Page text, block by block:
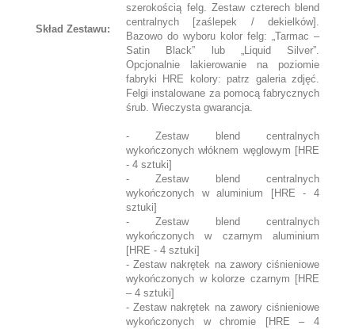
Skład Zestawu:
szerokością felg. Zestaw czterech blend
centralnych [zaślepek / dekielków].
Bazowo do wyboru kolor felg: „Tarmac –
Satin Black” lub „Liquid Silver”.
Opcjonalnie lakierowanie na poziomie
fabryki HRE kolory: patrz galeria zdjęć.
Felgi instalowane za pomocą fabrycznych
śrub. Wieczysta gwarancja.
- Zestaw blend centralnych
wykończonych włóknem węglowym [HRE
- 4 sztuki]
- Zestaw blend centralnych
wykończonych w aluminium [HRE - 4
sztuki]
- Zestaw blend centralnych
wykończonych w czarnym aluminium
[HRE - 4 sztuki]
- Zestaw nakrętek na zawory ciśnieniowe
wykończonych w kolorze czarnym [HRE
– 4 sztuki]
- Zestaw nakrętek na zawory ciśnieniowe
wykończonych w chromie [HRE – 4